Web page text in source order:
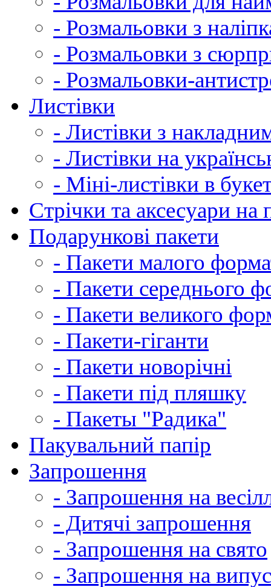
- Розмальовки з
- Розмальовки з
- Розмальовки-
Листівки
- Листівки з
- Листівки на
- Міні-листівки в
Cтрічки та аксесуари
Подарункові пакети
- Пакети малого
- Пакети середнього
- Пакети великого
- Пакети-гіганти
- Пакети новорічні
- Пакети під пляшку
- Пакеты "Радика"
Пакувальний папір
Запрошення
- Запрошення на
- Дитячі запрошення
- Запрошення на свято
- Запрошення на